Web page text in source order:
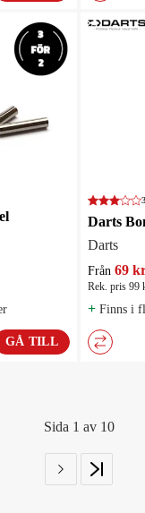
GÅ TILL
Darts
Darts
Från 69
Rek. pris 99
+ Finns i
Sida 1 av 10